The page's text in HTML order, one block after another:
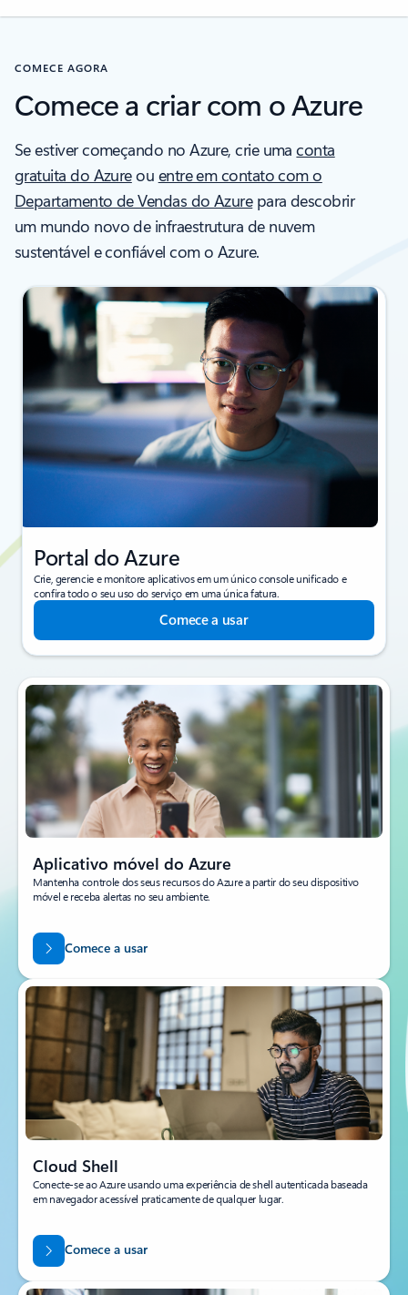
COMECE AGORA
Comece a criar com o Azure
Se estiver começando no Azure, crie umaconta
gratuita do Azureou entre em contato com o
Departamento de Vendas do Azurepara descobrir
um mundo novo de infraestrutura de nuvem
sustentável e confiável com o Azure.
Portal do Azure
Crie, gerencie e monitore aplicativos em um único console unificado e
confira todo o seu uso do serviço em uma única fatura.
Comece a usar
Aplicativo móvel do Azure
Mantenha controle dos seus recursos do Azure a partir do seu dispositivo
móvel e receba alertas no seu ambiente.
Comece a usar
Cloud Shell
Conecte-se ao Azure usando uma experiência de shell autenticada baseada
em navegador acessível praticamente de qualquer lugar.
Comece a usar